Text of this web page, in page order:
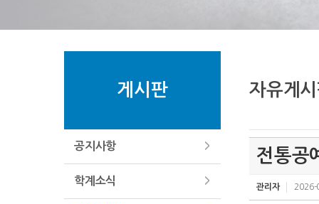
게시판
공지사항
학계소식
자유게
전통공
관리자 2026-